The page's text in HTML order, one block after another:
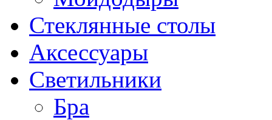
Стеклянные столы
Аксессуары
Светильники
Бра